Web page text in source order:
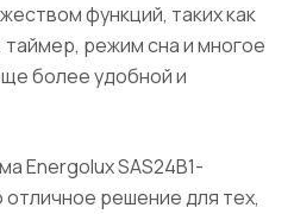
функций, таких как
режим сна и многое
более удобной и
Energolux SAS24B1-
отличное решение для тех,